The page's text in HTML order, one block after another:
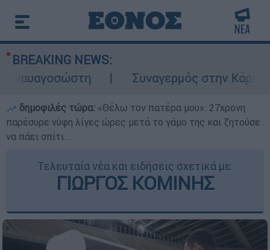
BREAKING NEWS:
Συναγερμός στην Κάρπαθο:
δημοφιλές τώρα: «Θέλω τον πατέρα μου»: 27χρονη
παρέσυρε νύφη λίγες ώρες μετά το γάμο της και ζητούσε
να πάει σπίτι...
Τελευταία νέα και ειδήσεις σχετικά με:
ΓΙΩΡΓΟΣ ΚΟΜΙΝΗΣ